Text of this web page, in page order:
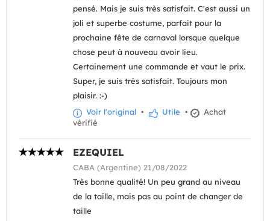
pensé. Mais je suis très satisfait. C'est aussi un
joli et superbe costume, parfait pour la
prochaine fête de carnaval lorsque quelque
chose peut à nouveau avoir lieu.
Certainement une commande et vaut le prix.
Super, je suis très satisfait. Toujours mon
plaisir. :-)
Voir l'original • Utile •
Achat
vérifié
EZEQUIEL
CABA (Argentine) 21/08/2022
Très bonne qualité! Un peu grand au niveau
de la taille, mais pas au point de changer de
taille